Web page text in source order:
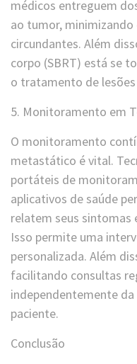
médicos entreguem
ao tumor, minimizando
circundantes. Além
corpo (SBRT) está se
o tratamento de
5. Monitoramento em
O monitoramento
metastático é vital.
portáteis de
aplicativos de saúde
relatem seus sintomas
Isso permite uma
personalizada. Além
facilitando consultas
independentemente
paciente.
Conclusão